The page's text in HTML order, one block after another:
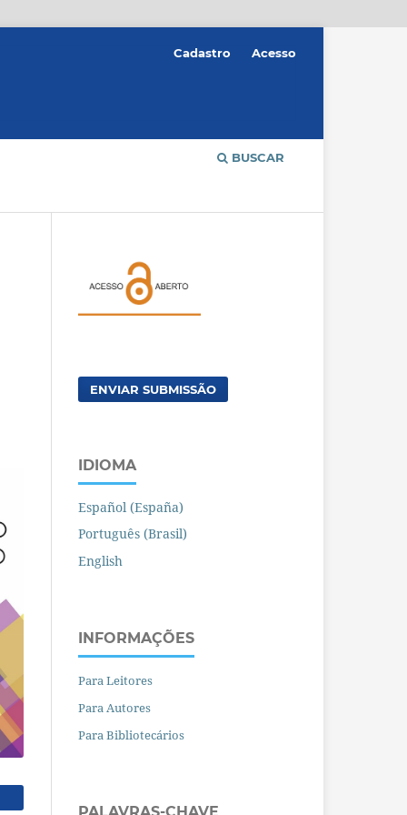
BUSCAR
Cadastro Acesso
ENVIAR SUBMISSÃO
IDIOMA
Español (España)
Português (Brasil)
English
INFORMAÇÕES
Para Leitores
Para Autores
Para Bibliotecários